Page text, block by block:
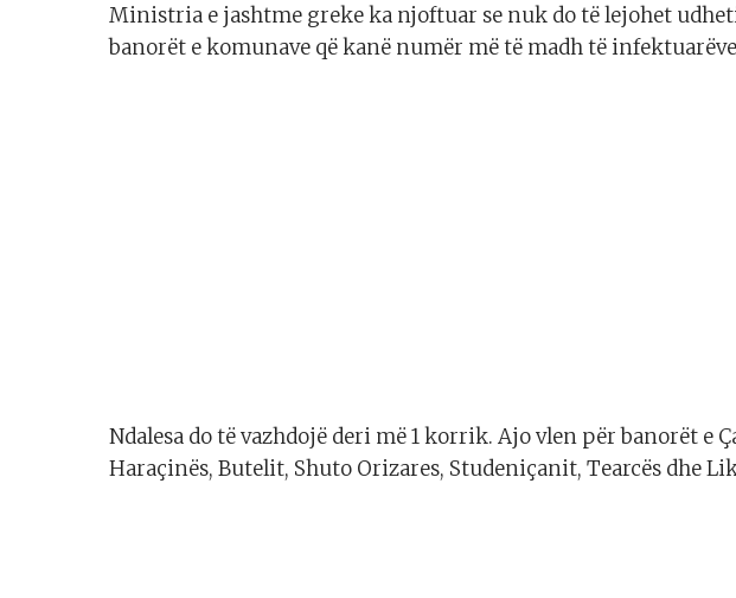
Ministria e jashtme greke ka njoftuar se nuk do të lejohet
banorët e komunave që kanë numër më të madh të
Ndalesa do të vazhdojë deri më 1 korrik. Ajo vlen për banorët e
Haraçinës, Butelit, Shuto Orizares, Studeniçanit, Tearcës dhe